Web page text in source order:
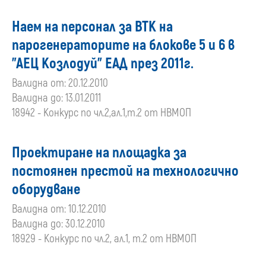
Наем на персонал за ВТК на
парогенераторите на блокове 5 и 6 в
"АЕЦ Козлодуй" ЕАД през 2011г.
Валидна от: 20.12.2010
Валидна до: 13.01.2011
18942 - Конкурс по чл.2,ал.1,т.2 от НВМОП
Проектиране на площадка за
постоянен престой на технологично
оборудване
Валидна от: 10.12.2010
Валидна до: 30.12.2010
18929 - Конкурс по чл.2, ал.1, т.2 от НВМОП